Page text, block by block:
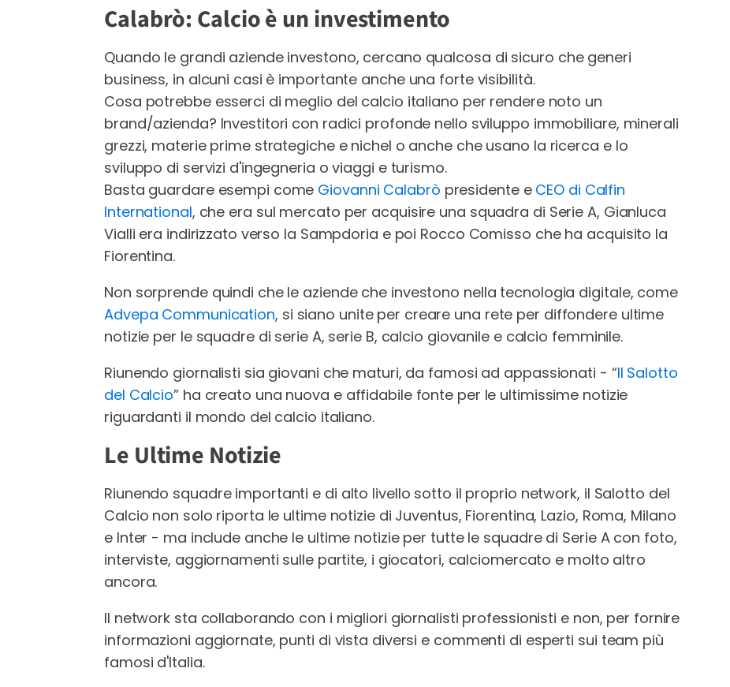
Calabrò: Calcio è un investimento
Quando le grandi aziende investono, cercano qualcosa di sicuro che generi
business, in alcuni casi è importante anche una forte visibilità.
Cosa potrebbe esserci di meglio del calcio italiano per rendere noto un
brand/azienda? Investitori con radici profonde nello sviluppo immobiliare, minerali
grezzi, materie prime strategiche e nichel o anche che usano la ricerca e lo
sviluppo di servizi d'ingegneria o viaggi e turismo.
Basta guardare esempi come Giovanni Calabrò presidente e CEO di Calfin
International, che era sul mercato per acquisire una squadra di Serie A, Gianluca
Vialli era indirizzato verso la Sampdoria e poi Rocco Comisso che ha acquisito la
Fiorentina.
Non sorprende quindi che le aziende che investono nella tecnologia digitale, come
Advepa Communication, si siano unite per creare una rete per diffondere ultime
notizie per le squadre di serie A, serie B, calcio giovanile e calcio femminile.
Riunendo giornalisti sia giovani che maturi, da famosi ad appassionati - “Il Salotto
del Calcio” ha creato una nuova e affidabile fonte per le ultimissime notizie
riguardanti il mondo del calcio italiano.
Le Ultime Notizie
Riunendo squadre importanti e di alto livello sotto il proprio network, il Salotto del
Calcio non solo riporta le ultime notizie di Juventus, Fiorentina, Lazio, Roma, Milano
e Inter - ma include anche le ultime notizie per tutte le squadre di Serie A con foto,
interviste, aggiornamenti sulle partite, i giocatori, calciomercato e molto altro
ancora.
Il network sta collaborando con i migliori giornalisti professionisti e non, per fornire
informazioni aggiornate, punti di vista diversi e commenti di esperti sui team più
famosi d'Italia.